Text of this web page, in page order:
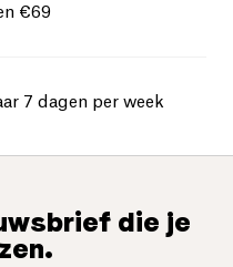
€69
7 dagen per week
die je